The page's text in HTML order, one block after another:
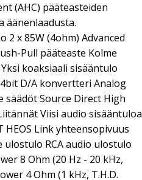
(AHC) pääteasteiden
äänenlaadusta.
2 x 85W (4ohm) Advanced
Pull pääteaste Kolme
koaksiaali sisääntulo
D/A konvertteri Analog
säädöt Source Direct High
Viisi audio sisääntuloa
Link yhteensopivuus
RCA audio ulostulo
8 Ohm (20 Hz - 20 kHz,
4 Ohm (1 kHz, T.H.D.